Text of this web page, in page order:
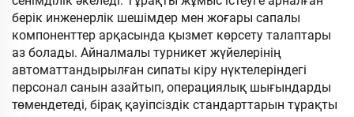
берік инженерлік шешімдер мен жоғары сапалы
компоненттер арқасында қызмет көрсету талаптары
аз болады. Айналмалы турникет жүйелерінің
автоматтандырылған сипаты кіру нүктелеріндегі
персонал санын азайтып, операциялық шығындарды
төмендетеді, бірақ қауіпсіздік стандарттарын тұрақты